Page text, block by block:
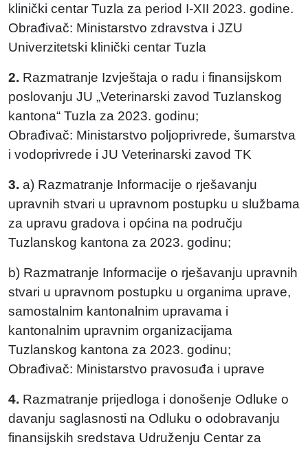
klinički centar Tuzla za period I-XII 2023. godine.
Obrađivač: Ministarstvo zdravstva i JZU
Univerzitetski klinički centar Tuzla
2. Razmatranje Izvještaja o radu i finansijskom
poslovanju JU „Veterinarski zavod Tuzlanskog
kantona“ Tuzla za 2023. godinu;
Obrađivač: Ministarstvo poljoprivrede, šumarstva
i vodoprivrede i JU Veterinarski zavod TK
3. a) Razmatranje Informacije o rješavanju
upravnih stvari u upravnom postupku u službama
za upravu gradova i općina na području
Tuzlanskog kantona za 2023. godinu;
b) Razmatranje Informacije o rješavanju upravnih
stvari u upravnom postupku u organima uprave,
samostalnim kantonalnim upravama i
kantonalnim upravnim organizacijama
Tuzlanskog kantona za 2023. godinu;
Obrađivač: Ministarstvo pravosuđa i uprave
4. Razmatranje prijedloga i donošenje Odluke o
davanju saglasnosti na Odluku o odobravanju
finansijskih sredstava Udruženju Centar za